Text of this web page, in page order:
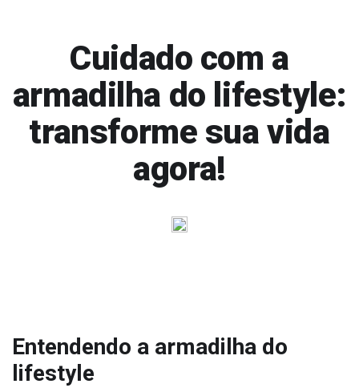
Cuidado com a
armadilha do lifestyle:
transforme sua vida
agora!
Entendendo a armadilha do
lifestyle